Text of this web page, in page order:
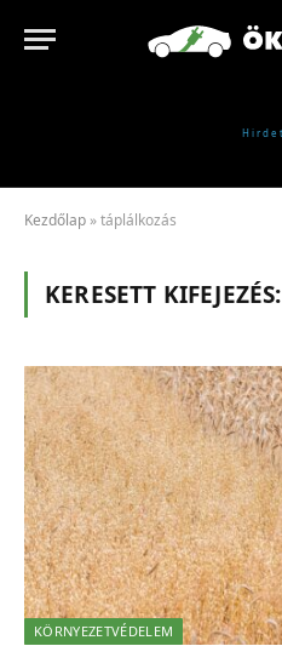
Kezdőlap »táplálkozás
KERESETT KIFEJEZÉS:
KÖRNYEZETVÉDELEM